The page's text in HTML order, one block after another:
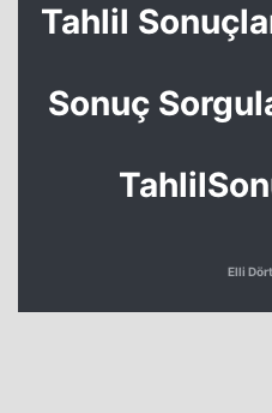
Tahlil
Sonuç
Elli